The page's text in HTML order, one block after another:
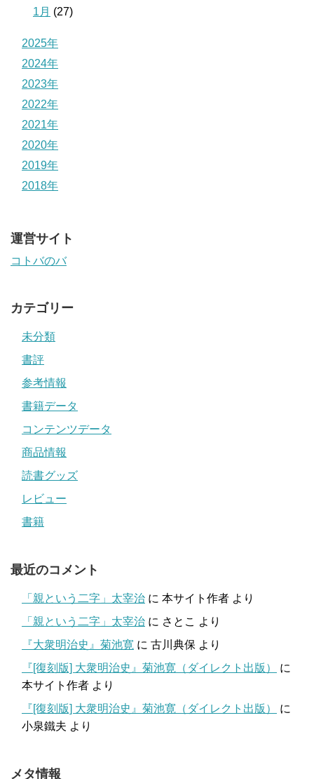
1月 (27)
2025年
2024年
2023年
2022年
2021年
2020年
2019年
2018年
運営サイト
コトバのバ
カテゴリー
未分類
書評
参考情報
書籍データ
コンテンツデータ
商品情報
読書グッズ
レビュー
書籍
最近のコメント
「親という二字」太宰治 に 本サイト作者 より
「親という二字」太宰治 に さとこ より
『大衆明治史』菊池寛 に 古川典保 より
『[復刻版] 大衆明治史』菊池寛（ダイレクト出版）
に
本サイト作者 より
『[復刻版] 大衆明治史』菊池寛（ダイレクト出版）
に
小泉鐵夫 より
メタ情報